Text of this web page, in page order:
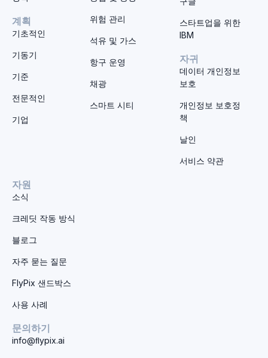
계획
기초적인
기동기
기준
전문적인
기업
위험 관리
석유 및 가스
항구 운영
채광
스마트 시티
스타트업을 위한
IBM
자귀
데이터 개인정보
보호
개인정보 보호정
책
날인
서비스 약관
자원
소식
크레딧 작동 방식
블로그
자주 묻는 질문
FlyPix 샌드박스
사용 사례
문의하기
info@ﬂypix.ai